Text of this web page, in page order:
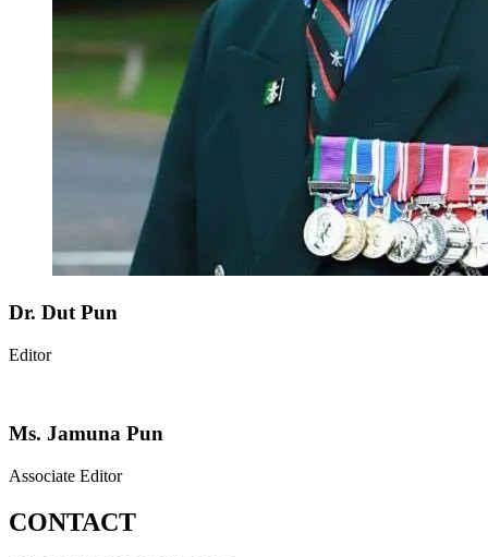
Dr. Dut Pun
Editor
Ms. Jamuna Pun
Associate Editor
CONTACT